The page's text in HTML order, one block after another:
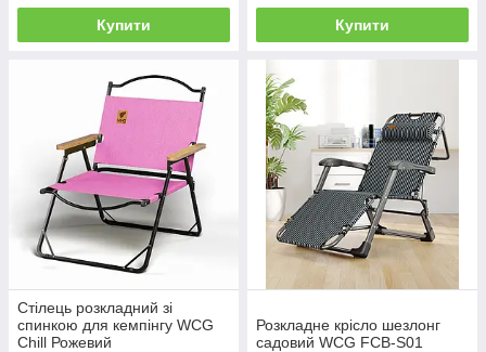
Купити Купити
Стілець розкладний зі
спинкою для кемпінгу WCG
Chill Рожевий
Розкладне крісло шезлонг
садовий WCG FCB-S01